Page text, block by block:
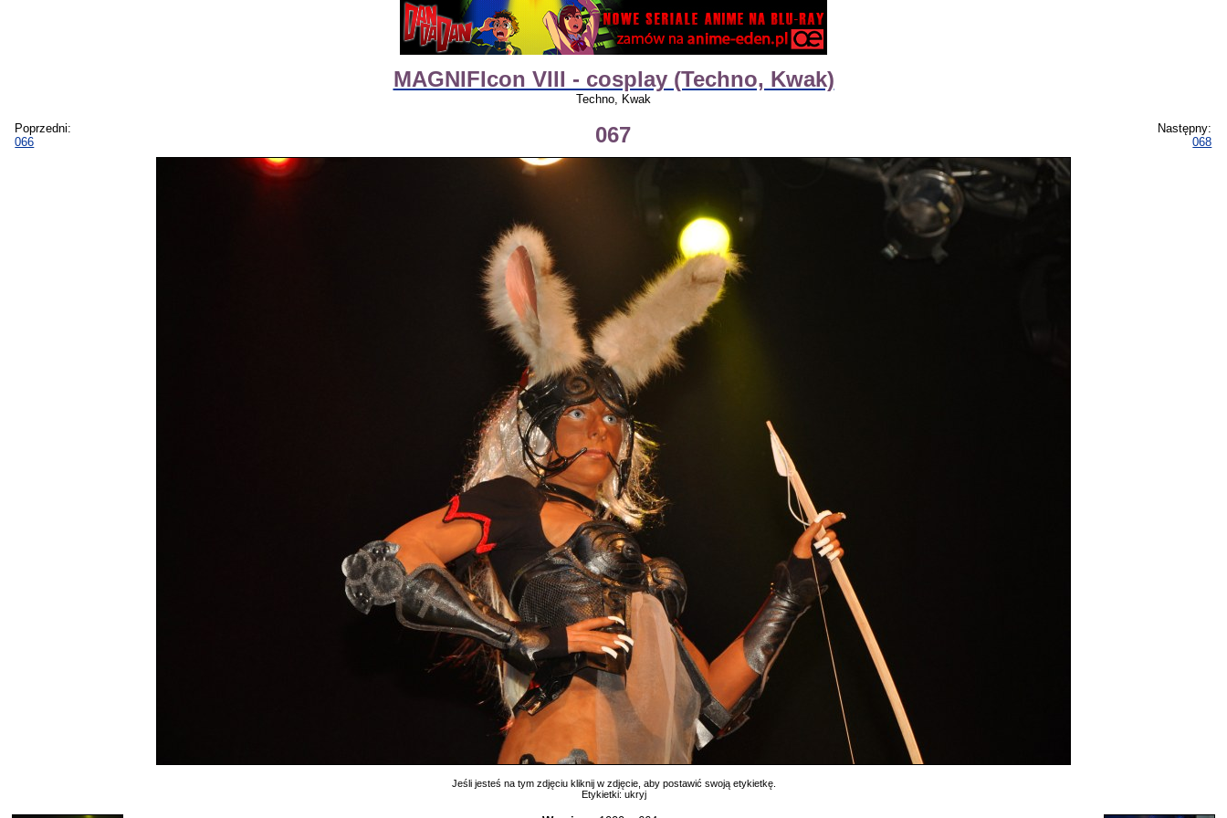
MAGNIFIcon VIII - cosplay (Techno, Kwak)
Techno, Kwak
Poprzedni:
066
067
Następny:
068
Jeśli jesteś na tym zdjęciu kliknij w zdjęcie, aby postawić swoją etykietkę.
Etykietki: ukryj